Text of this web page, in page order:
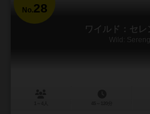
No.28
ワイルド：セレ
Wild: